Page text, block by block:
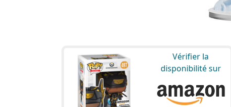
Vérifier la
disponibilité sur